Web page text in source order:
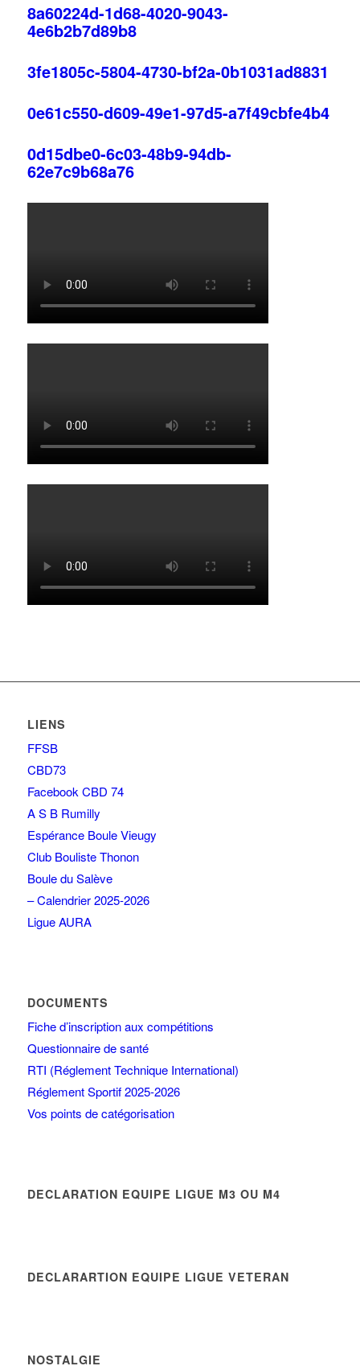
8a60224d-1d68-4020-9043-
4e6b2b7d89b8
3fe1805c-5804-4730-bf2a-0b1031ad8831
0e61c550-d609-49e1-97d5-a7f49cbfe4b4
0d15dbe0-6c03-48b9-94db-
62e7c9b68a76
LIENS
FFSB
CBD73
Facebook CBD 74
A S B Rumilly
Espérance Boule Vieugy
Club Bouliste Thonon
Boule du Salève
– Calendrier 2025-2026
Ligue AURA
DOCUMENTS
Fiche d’inscription aux compétitions
Questionnaire de santé
RTI (Réglement Technique International)
Réglement Sportif 2025-2026
Vos points de catégorisation
DECLARATION EQUIPE LIGUE M3 OU M4
DECLARARTION EQUIPE LIGUE VETERAN
NOSTALGIE